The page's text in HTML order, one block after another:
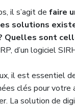
il s’agit de faire
solutions
Quelles sont
d’un logiciel
il est essentiel
clés pour votre
La solution de